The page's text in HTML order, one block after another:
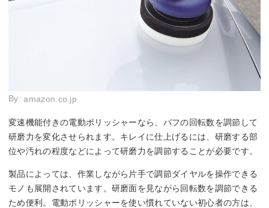
By:amazon.co.jp
変速機能付きの電動ポリッシャーなら、バフの回転数を調節して
研磨力を変化させられます。キレイに仕上げるには、研磨する部
位や汚れの程度などによって研磨力を調節することが必要です。
製品によっては、作業しながら片手で調節ダイヤルを操作できる
モノも展開されています。研磨面を見ながら回転数を調節できる
ため便利。電動ポリッシャーを使い慣れていない初心者の方は、